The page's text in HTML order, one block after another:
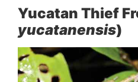
Yucatan Thief
yucatanensis)